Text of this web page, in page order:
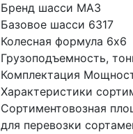
Бренд шасси МАЗ
Базовое шасси 6317
Колесная формула 6x6
Грузоподъемность,
Комплектация
Характеристики
Сортиментовозная
для перевозки